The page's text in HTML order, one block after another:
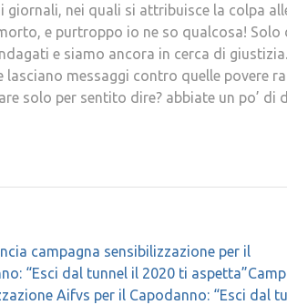
giornali, nei quali si attribuisce la colpa
e purtroppo io ne so qualcosa!
e siamo ancora in cerca di
lasciano messaggi contro quelle povere
solo per sentito dire? abbiate un po’ di
campagna sensibilizzazione per il
“Esci dal tunnel il 2020 ti
Aifvs per il Capodanno: “Esci dal